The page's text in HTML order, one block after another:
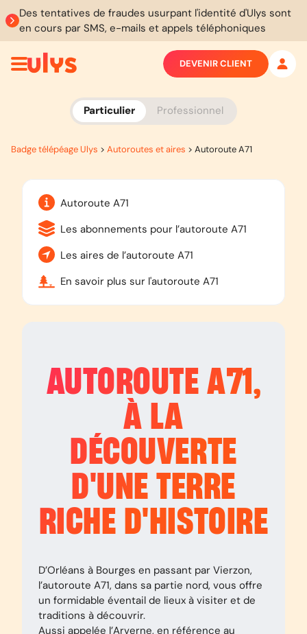
Des tentatives de fraudes usurpant l'identité d'Ulys sont
en cours par SMS, e-mails et appels téléphoniques
Particulier Professionnel
DEVENIR CLIENT
Badge télépéage Ulys > Autoroutes et aires > Autoroute A71
Autoroute A71
Les abonnements pour l’autoroute A71
Les aires de l’autoroute A71
En savoir plus sur l'autoroute A71
AUTOROUTEA71 ,
À LA
DÉCOUVERTE
D'UNE TERRE
RICHE D'HISTOIRE
D’Orléans à Bourges en passant par Vierzon,
l’autoroute A71, dans sa partie nord, vous offre
un formidable éventail de lieux à visiter et de
traditions à découvrir.
Aussi appelée l’Arverne, en référence au